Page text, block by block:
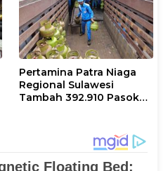
Pertamina Patra Niaga
Regional Sulawesi
Tambah 392.910 Pasokan
dan Long Weekend